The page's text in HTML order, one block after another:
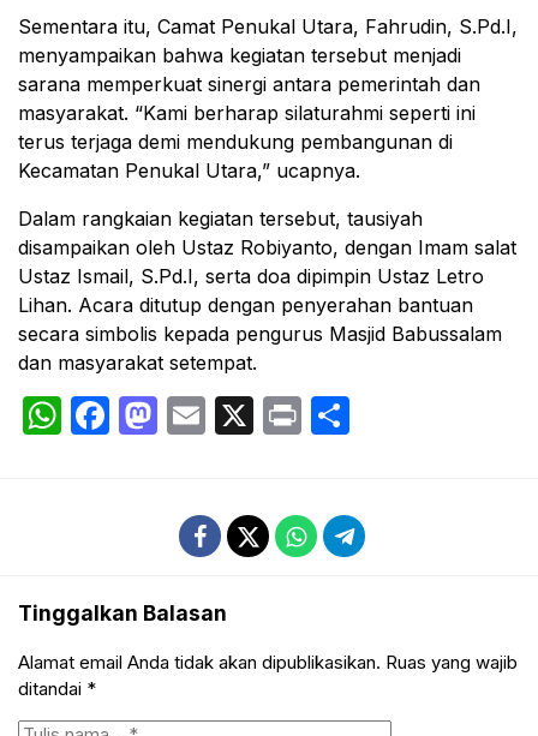
Sementara itu, Camat Penukal Utara, Fahrudin, S.Pd.I,
menyampaikan bahwa kegiatan tersebut menjadi
sarana memperkuat sinergi antara pemerintah dan
masyarakat. “Kami berharap silaturahmi seperti ini
terus terjaga demi mendukung pembangunan di
Kecamatan Penukal Utara,” ucapnya.
Dalam rangkaian kegiatan tersebut, tausiyah
disampaikan oleh Ustaz Robiyanto, dengan Imam salat
Ustaz Ismail, S.Pd.I, serta doa dipimpin Ustaz Letro
Lihan. Acara ditutup dengan penyerahan bantuan
secara simbolis kepada pengurus Masjid Babussalam
dan masyarakat setempat.
WhatsApp
Facebook
Mastodon
Email
X Print
Tinggalkan Balasan
Alamat email Anda tidak akan dipublikasikan. Ruas yang wajib
ditandai *